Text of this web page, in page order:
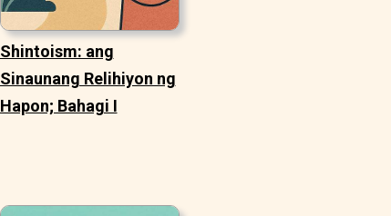
Shintoism: ang
Sinaunang Relihiyon ng
Hapon; Bahagi I